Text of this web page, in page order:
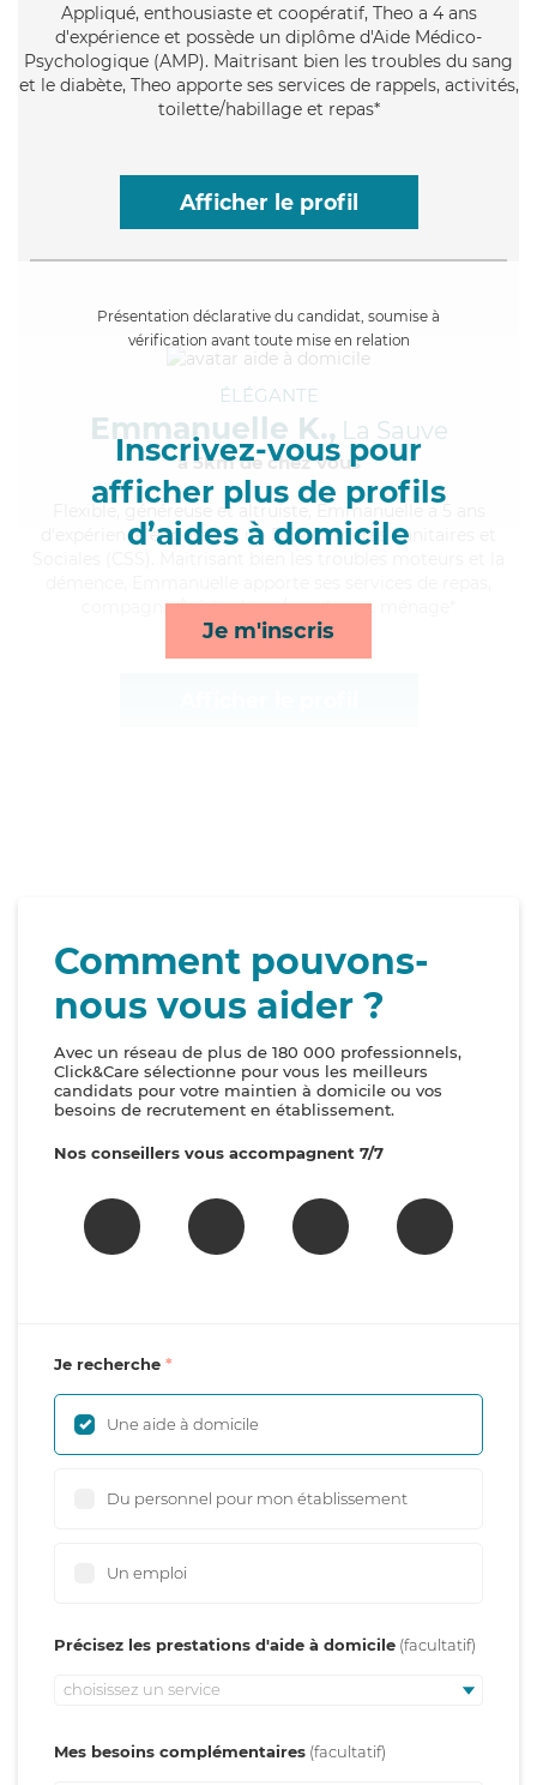
Appliqué, enthousiaste et coopératif, Theo a 4 ans
d'expérience et possède un diplôme d'Aide Médico-
Psychologique (AMP). Maitrisant bien les troubles du sang
et le diabète, Theo apporte ses services de rappels, activités,
toilette/habillage et repas*
Afficher le profil
Présentation déclarative du candidat, soumise à
vérification avant toute mise en relation
Inscrivez-vous pour
afficher plus de profils
d’aides à domicile
Je m'inscris
ÉLÉGANTE
Emmanuelle K., La Sauve
à 5km de chez Vous
, généreuse et altruiste, Emmanuelle a 5 ans
d'expérience et possède un BEP Carrières Sanitaires et
compagnie/loisirs, lever/coucher et ménage*
Comment pouvons-
nous vous aider ?
Avec un réseau de plus de 180 000 professionnels,
Click&Care sélectionne pour vous les meilleurs
candidats pour votre maintien à domicile ou vos
besoins de recrutement en établissement.
Nos conseillers vous accompagnent 7/7
Je recherche
Une aide à domicile
Du personnel pour mon établissement
Un emploi
Précisez les prestations d'aide à domicile
choisissez un service
Mes besoins complémentaires